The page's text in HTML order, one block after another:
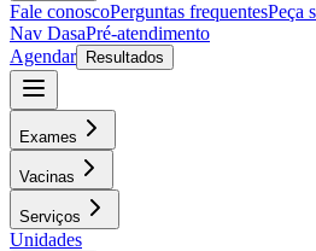
Fale conoscoPerguntas frequentesPeça
Nav DasaPré-atendimento
Agendar
Resultados
Exames
Vacinas
Serviços
Unidades